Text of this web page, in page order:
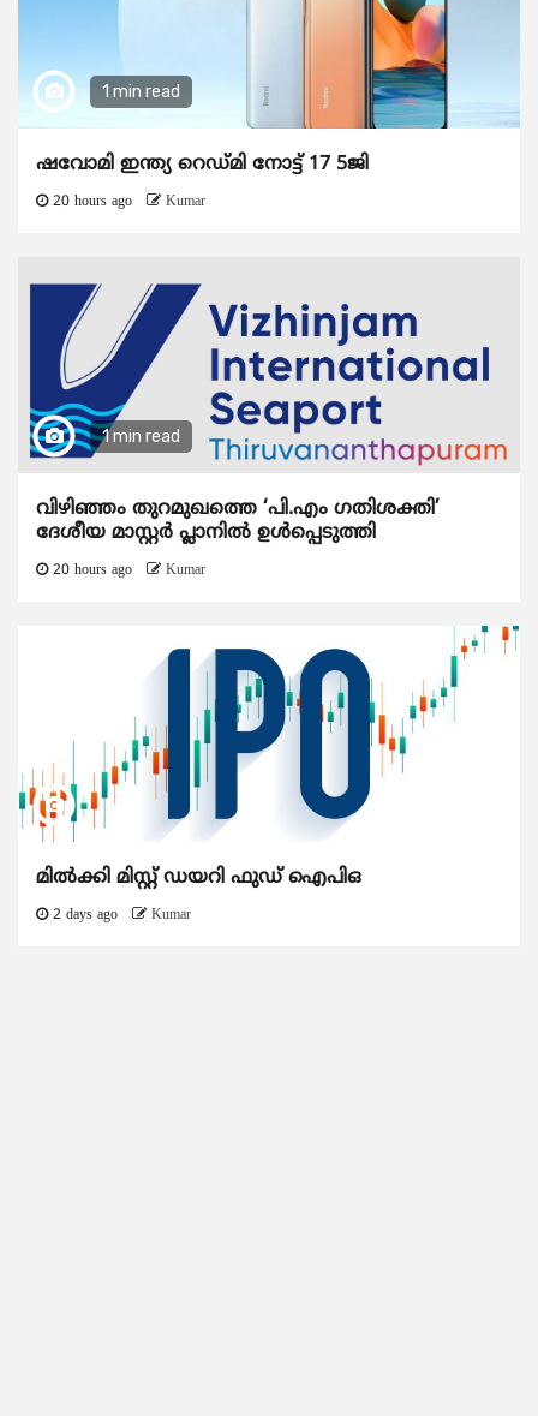
1 min read
ഷവോമി ഇന്ത്യ റെഡ്മി നോട്ട് 17 5ജി
20 hours ago Kumar
1 min read
വിഴിഞ്ഞം തുറമുഖത്തെ ‘പി.എം ഗതിശക്തി’
ദേശീയ മാസ്റ്റർ പ്ലാനിൽ ഉൾപ്പെടുത്തി
20 hours ago Kumar
മിൽക്കി മിസ്റ്റ് ഡയറി ഫുഡ് ഐപിഒ
2 days ago Kumar